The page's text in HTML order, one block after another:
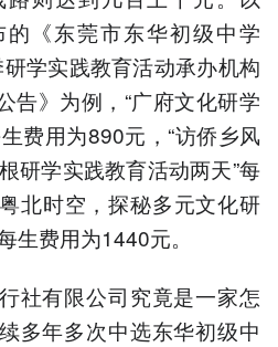
《东莞市东华初级中学
学实践教育活动承办机构
告》为例，“广府文化研学
费用为890元，“访侨乡风
研学实践教育活动两天”每
北时空，探秘多元文化研
生费用为1440元。
社有限公司究竟是一家怎
多年多次中选东华初级中